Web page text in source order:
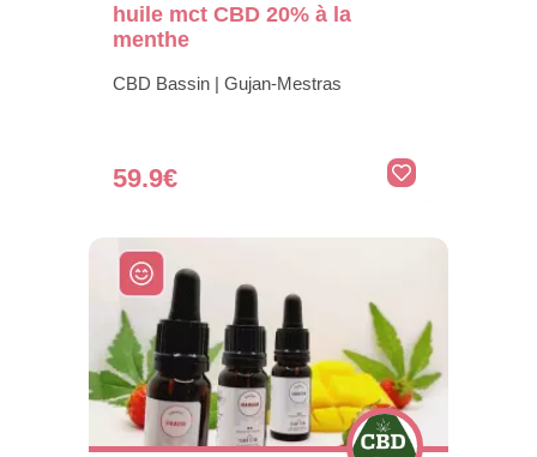
huile mct CBD 20% à la
menthe
CBD Bassin | Gujan-Mestras
59.9€